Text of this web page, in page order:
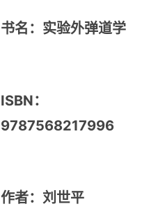
书名：实验外弹道学
ISBN：
9787568217996
作者：刘世平